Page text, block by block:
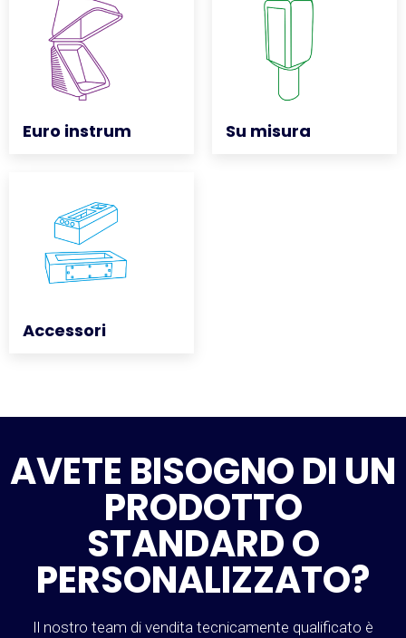
Euro instrum
Euro instrum Su misura
Su misura
Accessori
Accessori
AVETE BISOGNO DI UN
PRODOTTO
STANDARD O
PERSONALIZZATO?
Il nostro team di vendita tecnicamente qualificato è